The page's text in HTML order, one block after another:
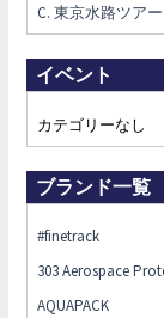
C. 東京水路ツア
イベント
カテゴリーなし
ブランド一覧
#finetrack
303 Aerospace
AQUAPACK